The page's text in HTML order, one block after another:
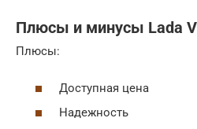
Плюсы и минусы Lada
Плюсы:
Доступная цена
Надежность